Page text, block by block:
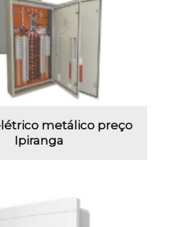
metálico preço
Ipiranga